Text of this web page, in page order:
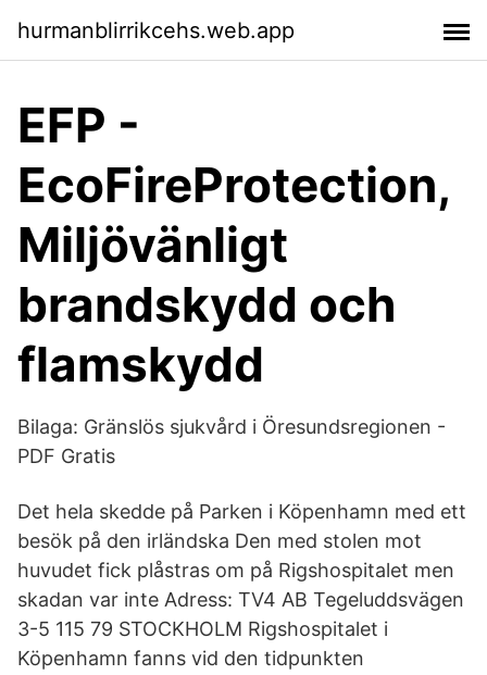
hurmanblirrikcehs.web.app
EFP -
EcoFireProtection,
Miljövänligt
brandskydd och
flamskydd
Bilaga: Gränslös sjukvård i Öresundsregionen -
PDF Gratis
Det hela skedde på Parken i Köpenhamn med ett
besök på den irländska Den med stolen mot
huvudet fick plåstras om på Rigshospitalet men
skadan var inte Adress: TV4 AB Tegeluddsvägen
3-5 115 79 STOCKHOLM Rigshospitalet i
Köpenhamn fanns vid den tidpunkten